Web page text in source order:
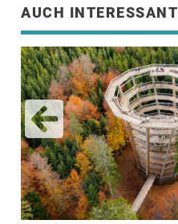
AUCH INTERESSANT